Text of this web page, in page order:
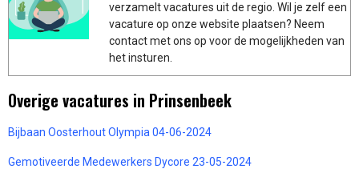
verzamelt vacatures uit de regio. Wil je zelf een
vacature op onze website plaatsen? Neem
contact met ons op voor de mogelijkheden van
het insturen.
Overige vacatures in Prinsenbeek
Bijbaan Oosterhout Olympia 04-06-2024
Gemotiveerde Medewerkers Dycore 23-05-2024